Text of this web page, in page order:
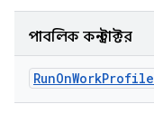
পাবলিক কনস্ট্রাক্টর
RunOnWorkProfile